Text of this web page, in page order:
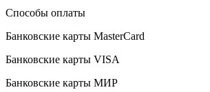
Способы оплаты
Банковские карты MasterCard
Банковские карты VISA
Банковские карты МИР